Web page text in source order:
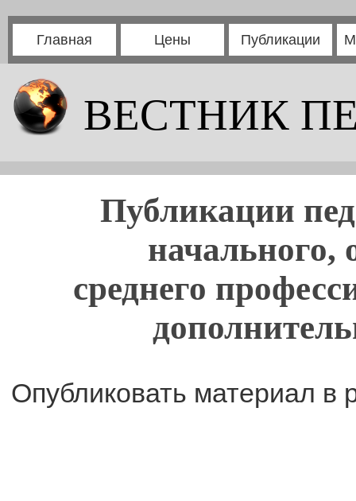
Главная Цены Публикации
ВЕСТНИК
Публикации
начального,
среднего
Опубликовать материал